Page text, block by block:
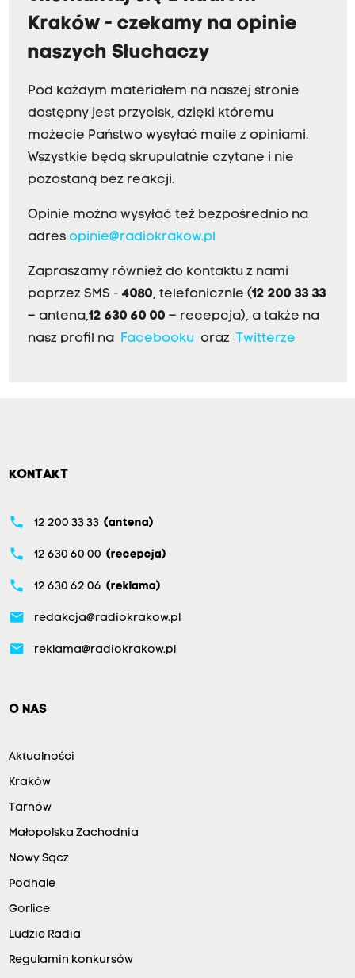
Kraków - czekamy na opinie
naszych Słuchaczy
Pod każdym materiałem na naszej stronie
dostępny jest przycisk, dzięki któremu
możecie Państwo wysyłać maile z opiniami.
Wszystkie będą skrupulatnie czytane i nie
pozostaną bez reakcji.
Opinie można wysyłać też bezpośrednio na
adres opinie@radiokrakow.pl
Zapraszamy również do kontaktu z nami
poprzez SMS - 4080, telefonicznie (12 200 33 33
– antena,12 630 60 00 – recepcja), a także na
nasz profil na Facebookuoraz Twitterze
KONTAKT
phone 12 200 33 33 (antena)
phone 12 630 60 00 (recepcja)
phone 12 630 62 06 (reklama)
email redakcja@radiokrakow.pl
email reklama@radiokrakow.pl
O NAS
Aktualności
Kraków
Tarnów
Małopolska Zachodnia
Nowy Sącz
Podhale
Gorlice
Ludzie Radia
Regulamin konkursów